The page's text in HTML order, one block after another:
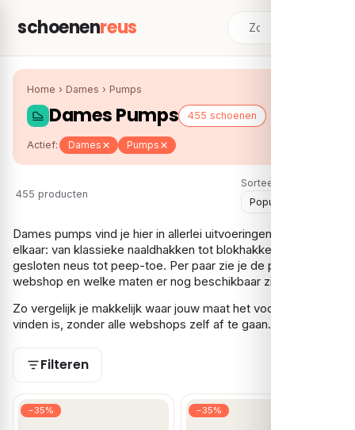
schoenenreus
Home › Dames › Pumps
Dames Pumps 455 schoenen
Actief: Dames Pumps
455 producten
Sorteer:
Dames pumps vind je hier in allerlei uitvoeringen naast
elkaar: van klassieke naaldhakken tot blokhakken en van
gesloten neus tot peep-toe. Per paar zie je de prijs bij elke
webshop en welke maten er nog beschikbaar zijn.
Zo vergelijk je makkelijk waar jouw maat het voordeligst te
vinden is, zonder alle webshops zelf af te gaan.
Filteren
−35% −35%